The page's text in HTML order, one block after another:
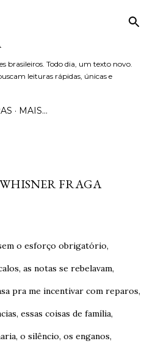
brasileiros. Todo dia, um texto novo.
leituras rápidas, únicas e
MAIS…
FRAGA
o esforço obrigatório,
as notas se rebelavam,
pra me incentivar com reparos,
essas coisas de família,
o silêncio, os enganos,